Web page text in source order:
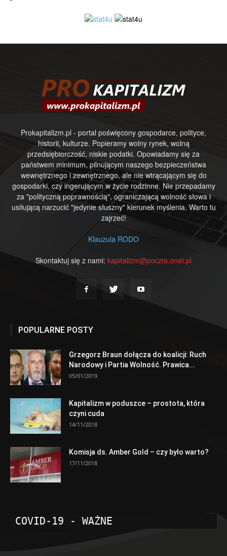
Prokapitalizm.pl - portal poświęcony gospodarce, polityce,
historii, kulturze. Popieramy wolny rynek, wolną
przedsiębiorczość, niskie podatki. Opowiadamy się za
państwem minimum, pilnującym naszego bezpieczeństwa
wewnętrznego i zewnętrznego, ale nie wtrącającym się do
gospodarki, czy ingerującym w życie rodzinne. Nie przepadamy
za "polityczną poprawnością", ograniczającą wolność słowa i
usiłującą narzucić "jedynie słuszny" kierunek myślenia. Warto tu
zajrzeć!
Klauzula RODO
Skontaktuj się z nami: kapitalizm@poczta.onet.pl
POPULARNE POSTY
Grzegorz Braun dołącza do koalicji: Ruch
Narodowy i Partia Wolność. Prawica...
05/01/2019
Kapitalizm w poduszce – prostota, która
czyni cuda
14/11/2018
Komisja ds. Amber Gold – czy było warto?
17/11/2018
COVID-19 - WAŻNE